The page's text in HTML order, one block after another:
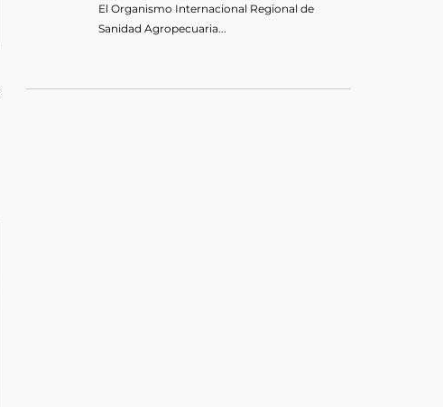
El Organismo Internacional Regional de
Sanidad Agropecuaria...